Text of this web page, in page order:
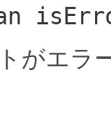
がエラ